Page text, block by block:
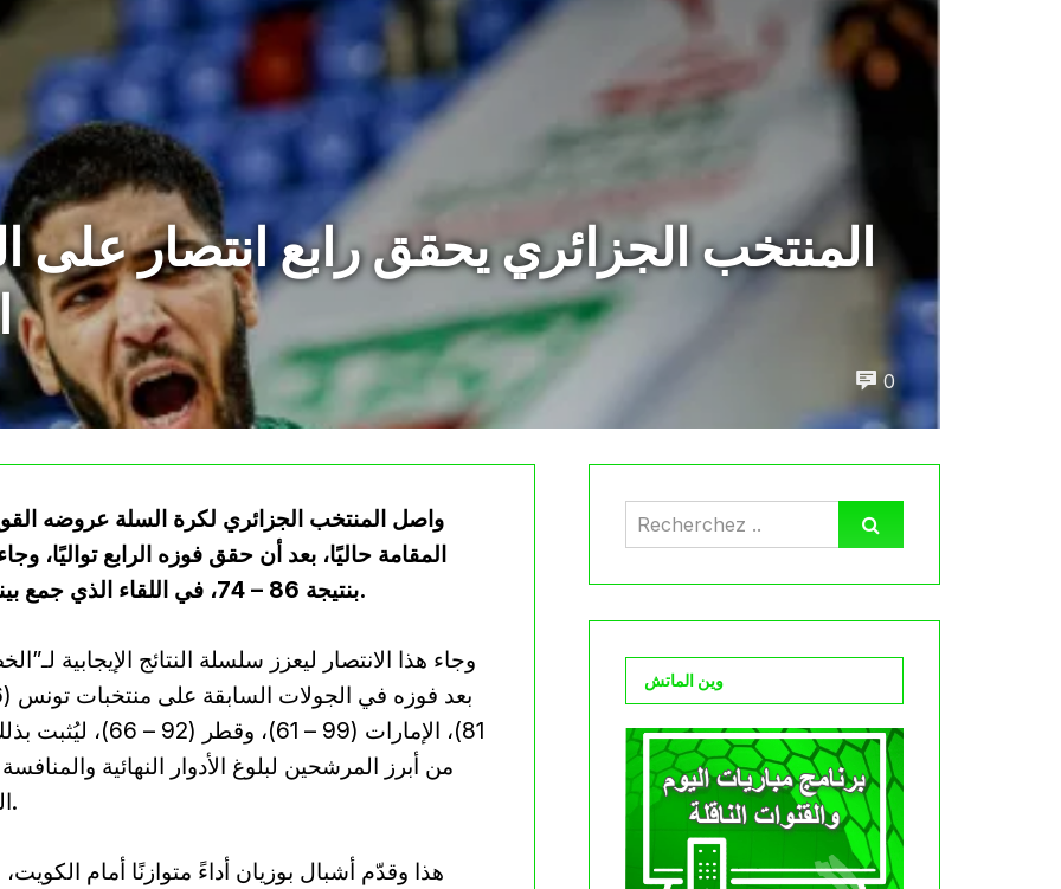
المنتخب الجزائري يحقق رابع انتصار على
0
واصل المنتخب الجزائري لكرة السلة عروضه
المقامة حاليًا، بعد أن حقق فوزه الرابع
بنتيجة 86 – 74، في اللقاء الذي جمع بينهما مساء اليوم الأربعاء 30 جويلية 2025.
وجاء هذا الانتصار ليعزز سلسلة النتائج الإيجابية
81)، الإمارات (99 – 61)، وقطر (92 –
من أبرز المرشحين لبلوغ الأدوار النهائية
اللقب.
هذا وقدّم أشبال بوزيان أداءً متوازنًا أمام
وين الماتش